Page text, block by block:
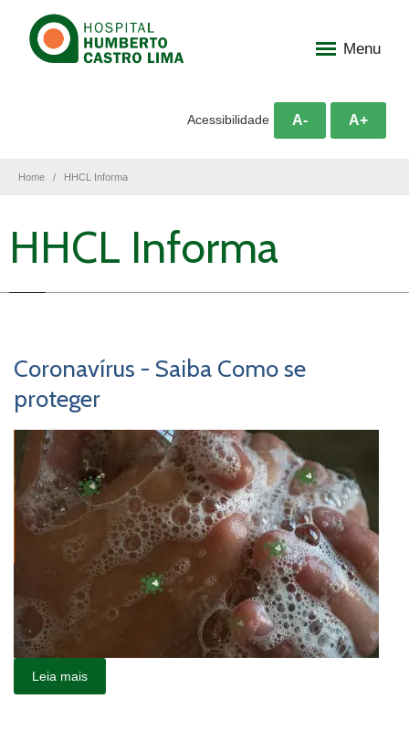
Menu
Acessibilidade A- A+
Home HHCL Informa
HHCL Informa
Coronavírus - Saiba Como se
proteger
Leia mais